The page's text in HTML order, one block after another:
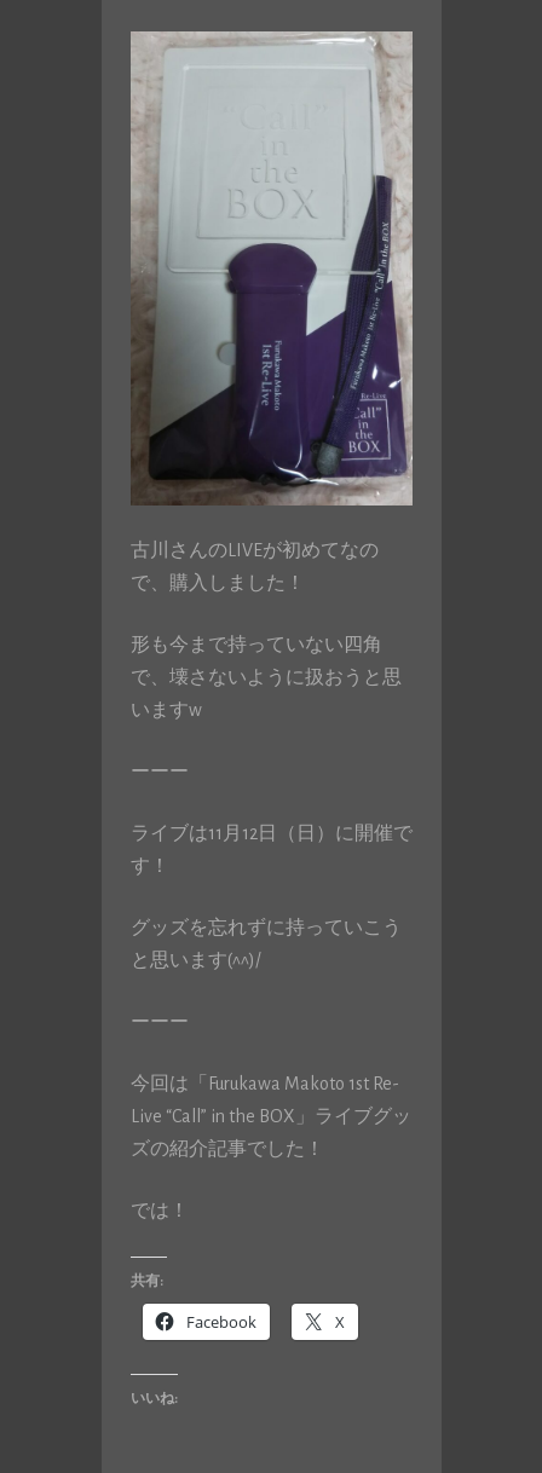
古川さんのLIVEが初めてなの
で、購入しました！
形も今まで持っていない四角
で、壊さないように扱おうと思
いますw
ーーー
ライブは11月12日（日）に開催で
す！
グッズを忘れずに持っていこう
と思います(^^)/
ーーー
今回は「Furukawa Makoto 1st Re-
Live “Call” in the BOX」ライブグッ
ズの紹介記事でした！
では！
共有:
Facebook X
いいね: